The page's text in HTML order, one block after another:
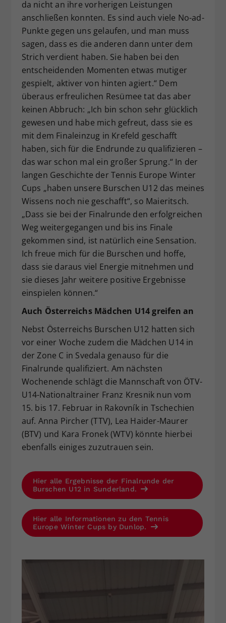
da nicht an ihre vorherigen Leistungen
anschließen konnten. Es sind auch viele No-ad-
Punkte gegen uns gelaufen, und man muss
sagen, dass es die anderen dann unter dem
Strich verdient haben. Sie haben bei den
entscheidenden Momenten etwas mutiger
gespielt, aktiver von hinten agiert.“ Dem
überaus erfreulichen Resümee tat das aber
keinen Abbruch: „Ich bin schon sehr glücklich
gewesen und habe mich gefreut, dass sie es
mit dem Finaleinzug in Krefeld geschafft
haben, sich für die Endrunde zu qualifizieren –
das war schon mal ein großer Sprung.“ In der
langen Geschichte der Tennis Europe Winter
Cups „haben unsere Burschen U12 das meines
Wissens noch nie geschafft“, so Maieritsch.
„Dass sie bei der Finalrunde den erfolgreichen
Weg weitergegangen und bis ins Finale
gekommen sind, ist natürlich eine Sensation.
Ich freue mich für die Burschen und hoffe,
dass sie daraus viel Energie mitnehmen und
sie dieses Jahr weitere positive Ergebnisse
einspielen können.“
Auch Österreichs Mädchen U14 greifen an
Nebst Österreichs Burschen U12 hatten sich
vor einer Woche zudem die Mädchen U14 in
der Zone C in Svedala genauso für die
Finalrunde qualifiziert. Am nächsten
Wochenende schlägt die Mannschaft von ÖTV-
U14-Nationaltrainer Franz Kresnik nun vom
15. bis 17. Februar in Rakovník in Tschechien
auf. Anna Pircher (TTV), Lea Haider-Maurer
(BTV) und Kara Fronek (WTV) könnte hierbei
ebenfalls einiges zuzutrauen sein.
Hier alle Ergebnisse der Finalrunde der
Burschen U12 in Sunderland.
Hier alle Informationen zu den Tennis
Europe Winter Cups by Dunlop.